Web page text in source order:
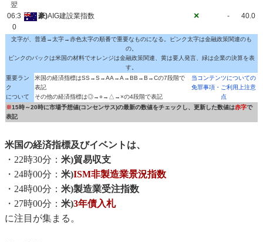
翌
06:3
0
豪)AIG建設業指数 × - 40.0
文字が、普通→太字→赤色太字の順番で重要なものになる。ピンク太字は金融政策関連のも
の。
ピンクのバックは米国の材料でオレンジは金融政策関連、黄は要人発言、緑は企業の決算を表
す。
重要ラン
ク
について
米国の経済指標はSS→S→AA→A→BB→B→Cの7段階で
表記
その他の経済指標は◎→○→△→×の4段階で表記
当コンテンツについての
免罪事項・ご利用上注意
点
※15時～20時に市場予想値(コンセンサス)の最新の数値をチェックし、更新した数値は赤字で
表記
米国の経済指標及びイベントは、
・22時30分： 米)貿易収支
・24時00分： 米)ISM非製造業景況指数
・24時00分： 米)製造業受注指数
・27時00分： 米)3年債入札
に注目が集まる。